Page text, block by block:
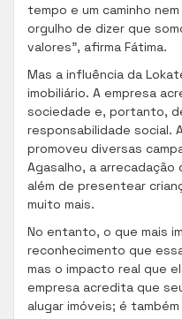
tempo e um caminho
orgulho de dizer que
valores”, afirma Fátima.
Mas a influência da
imobiliário. A empresa
sociedade e, portanto,
responsabilidade social.
promoveu diversas
Agasalho, a
além de presentear
muito mais.
No entanto, o que mais
reconhecimento que
mas o impacto real que
empresa acredita que
alugar imóveis; é